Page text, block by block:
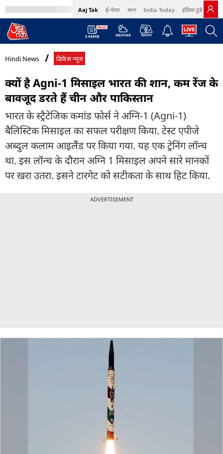
Aaj Tak ई-पेपर বাংলা India Today इंडिया टुडे हिंदी
MumbaiTak Cosmopolitan Harper's Bazaar Northeast
Hindi News डिफेंस न्यूज
क्यों है Agni-1 मिसाइल भारत की शान, कम रेंज के
बावजूद डरते हैं चीन और पाकिस्तान
भारत के स्ट्रैटेजिक कमांड फोर्स ने अग्नि-1 (Agni-1)
बैलिस्टिक मिसाइल का सफल परीक्षण किया. टेस्ट एपीजे
अब्दुल कलाम आइलैंड पर किया गया. यह एक ट्रेनिंग लॉन्च
था. इस लॉन्च के दौरान अग्नि 1 मिसाइल अपने सारे मानकों
पर खरा उतरा. इसने टारगेट को सटीकता के साथ हिट किया.
ADVERTISEMENT